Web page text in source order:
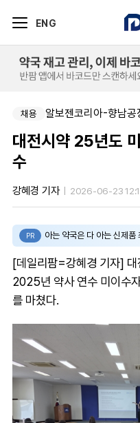
ENG
채용
대전시약 25년도
수
강혜경 기자 2026-06-23
PR 아는 약국은 다 아는 신제품
[데일리팜=강혜경 기자]
2025년 약사 연수 미이수
를 마쳤다.